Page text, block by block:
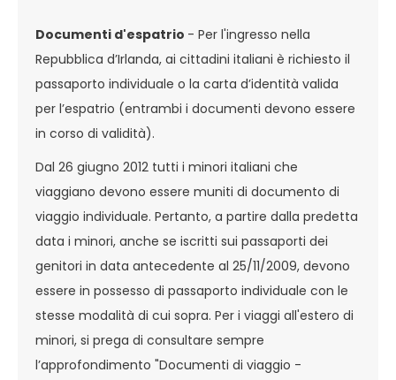
Documenti d'espatrio - Per l'ingresso nella
Repubblica d’Irlanda, ai cittadini italiani è richiesto il
passaporto individuale o la carta d’identità valida
per l’espatrio (entrambi i documenti devono essere
in corso di validità).
Dal 26 giugno 2012 tutti i minori italiani che
viaggiano devono essere muniti di documento di
viaggio individuale. Pertanto, a partire dalla predetta
data i minori, anche se iscritti sui passaporti dei
genitori in data antecedente al 25/11/2009, devono
essere in possesso di passaporto individuale con le
stesse modalità di cui sopra. Per i viaggi all'estero di
minori, si prega di consultare sempre
l’approfondimento "Documenti di viaggio -